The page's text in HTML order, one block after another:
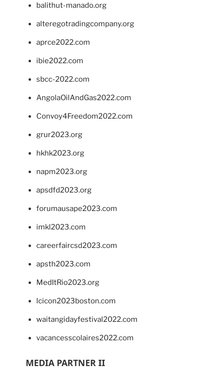
balithut-manado.org
alteregotradingcompany.org
aprce2022.com
ibie2022.com
sbcc-2022.com
AngolaOilAndGas2022.com
Convoy4Freedom2022.com
grur2023.org
hkhk2023.org
napm2023.org
apsdfd2023.org
forumausape2023.com
imkl2023.com
careerfaircsd2023.com
apsth2023.com
MedItRio2023.org
lcicon2023boston.com
waitangidayfestival2022.com
vacancesscolaires2022.com
MEDIA PARTNER II